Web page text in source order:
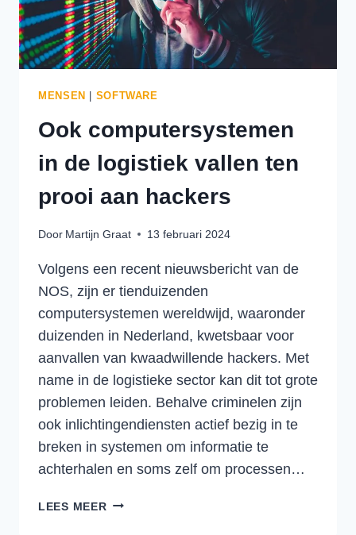
MENSEN SOFTWARE
Ook computersystemen
in de logistiek vallen ten
prooi aan hackers
Door Martijn Graat 13 februari 2024
Volgens een recent nieuwsbericht van de
NOS, zijn er tienduizenden
computersystemen wereldwijd, waaronder
duizenden in Nederland, kwetsbaar voor
aanvallen van kwaadwillende hackers. Met
name in de logistieke sector kan dit tot grote
problemen leiden. Behalve criminelen zijn
ook inlichtingendiensten actief bezig in te
breken in systemen om informatie te
achterhalen en soms zelf om processen…
LEES MEEROOK